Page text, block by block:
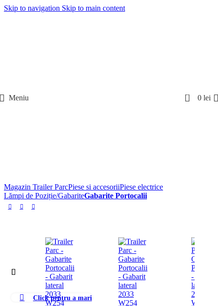
Skip to navigation Skip to main content
Meniu 0 0 lei
Magazin Trailer ParcPiese si accesoriiPiese electrice
Lămpi de Poziție/GabariteGabarite Portocalii
Click pentru a mari